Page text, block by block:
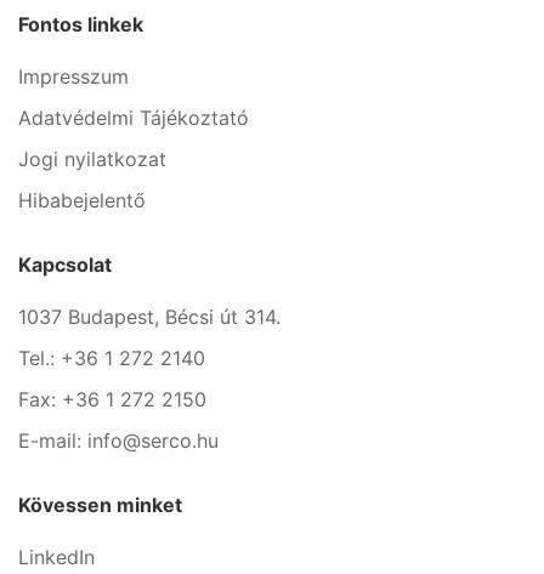
Fontos linkek
Impresszum
Adatvédelmi Tájékoztató
Jogi nyilatkozat
Hibabejelentő
Kapcsolat
1037 Budapest, Bécsi út 314.
Tel.: +36 1 272 2140
Fax: +36 1 272 2150
E-mail: info@serco.hu
Kövessen minket
LinkedIn